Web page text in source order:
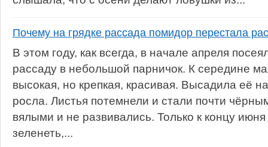
Почему на грядке рассада помидор перестала
В этом году, как всегда, в начале апреля
рассаду в небольшой парничок. К середине
высокая, но крепкая, красивая. Высадила её
росла. Листья потемнели и стали почти
вялыми и не развивались. Только к концу
зеленеть,...